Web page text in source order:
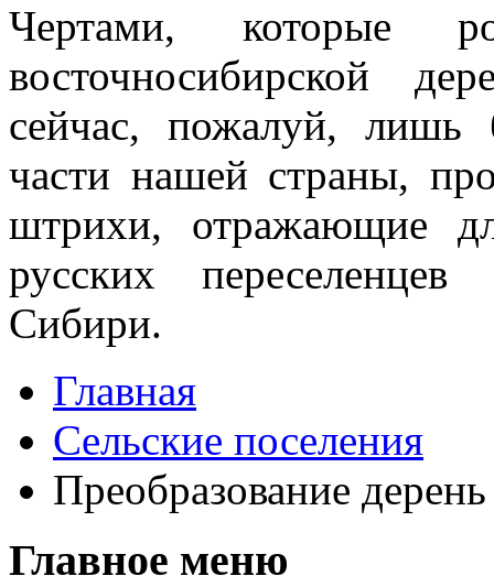
Чертами, которые
восточносибирской
сейчас, по­жалуй, лишь
части нашей страны,
штрихи, отражающие
русских
Сибири.
Главная
Сельские поселения
Преобразование дерень
Главное меню